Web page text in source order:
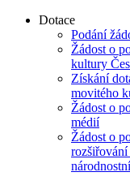
Dotace
Podání
Žádost o
kultury
Získání
movitého
Žádost o
médií
Žádost o